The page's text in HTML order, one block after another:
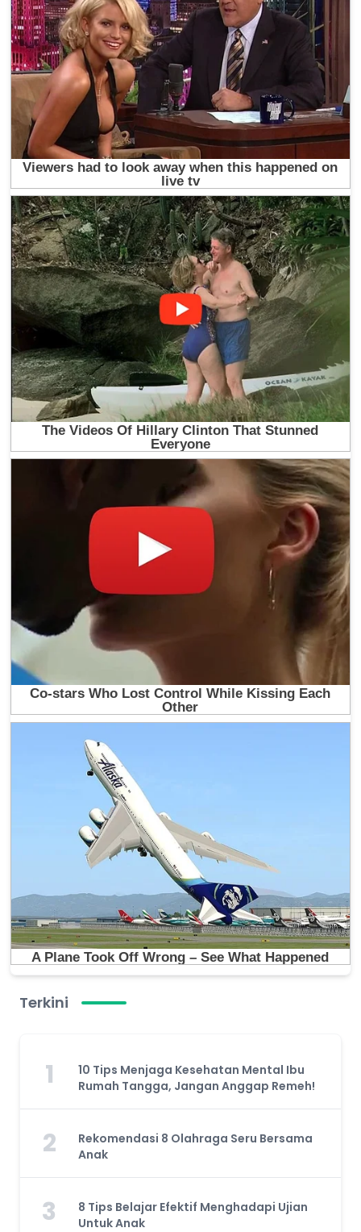
Terkini
1
10 Tips Menjaga Kesehatan Mental Ibu
Rumah Tangga, Jangan Anggap Remeh!
2
Rekomendasi 8 Olahraga Seru Bersama
Anak
3
8 Tips Belajar Efektif Menghadapi Ujian
Untuk Anak